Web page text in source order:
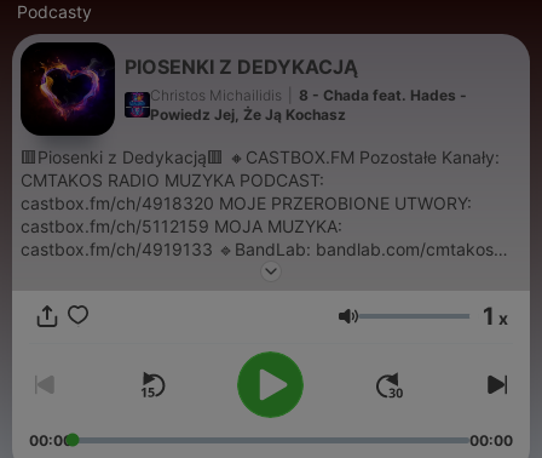
Podcasty
PIOSENKI Z DEDYKACJĄ
Christos Michailidis
8 - Chada feat. Hades -
Powiedz Jej, Że Ją Kochasz
🟥Piosenki z Dedykacją🟥 🔸️CASTBOX.FM Pozostałe Kanały:
CMTAKOS RADIO MUZYKA PODCAST:
castbox.fm/ch/4918320 MOJE PRZEROBIONE UTWORY:
castbox.fm/ch/5112159 MOJA MUZYKA:
castbox.fm/ch/4919133 🔹️BandLab: bandlab.com/cmtakos
🔹️MixCloud: mixcloud.com/cmtakos83/ 🔹️SoundCloud:
🔹️Spotify: open.spotify.com/collection/playlists ◾️Blogger:
pl.pinterest.com/radiomuzykapodcast/ ◾️Witryna: cmtakos.com
Głośność 1 x
00:00 00:00